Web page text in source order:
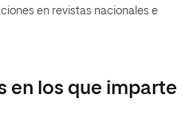
en revistas nacionales e
en los que imparte